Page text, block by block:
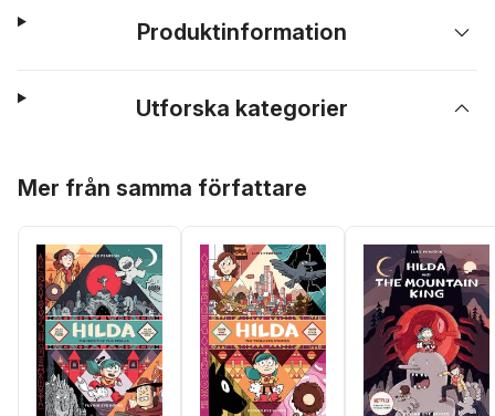
Produktinformation
Utforska kategorier
Mer från samma författare